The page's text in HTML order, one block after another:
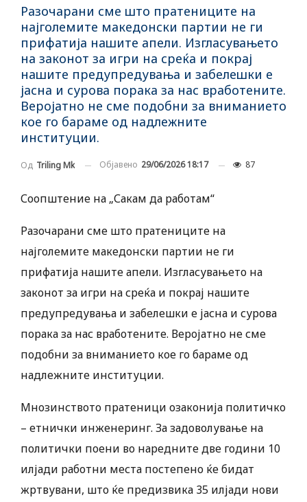
Разочарани сме што пратениците на
најголемите македонски партии не ги
прифатија нашите апели. Изгласувањето
на законот за игри на среќа и покрај
нашите предупредувања и забелешки е
јасна и сурова порака за нас вработените.
Веројатно не сме подобни за вниманието
кое го бараме од надлежните
институции.
Од Triling Mk Објавено 29/06/2026 18:17 87
Соопштение на „Сакам да работам“
Разочарани сме што пратениците на
најголемите македонски партии не ги
прифатија нашите апели. Изгласувањето на
законот за игри на среќа и покрај нашите
предупредувања и забелешки е јасна и сурова
порака за нас вработените. Веројатно не сме
подобни за вниманието кое го бараме од
надлежните институции.
Мнозинството пратеници озаконија политичко
– етнички инженеринг. За задоволување на
политички поени во наредните две години 10
илјади работни места постепено ќе бидат
жртвувани, што ќе предизвика 35 илјади нови